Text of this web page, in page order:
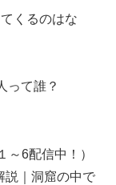
くるのはな
って誰？
6配信中！）
説｜洞窟の中で